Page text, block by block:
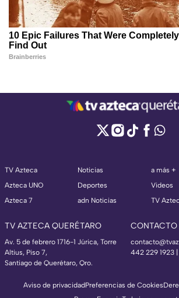
TV Azteca
Azteca UNO
Azteca 7
Noticias
Deportes
adn Noticias
a más +
Videos
TV
TV AZTECA QUERÉTARO
Av. 5 de febrero 1716-1 Júrica, Torre
Altius, Piso 7,
Santiago de Querétaro, Qro.
CONTACTO
442 229 1923
Aviso de privacidadPreferencias de Cookies